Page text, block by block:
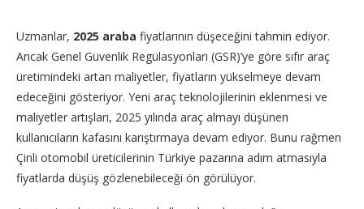
Uzmanlar, 2025 araba fiyatlarının düşeceğini tahmin ediyor.
Ancak Genel Güvenlik Regülasyonları (GSR)’ye göre sıfır araç
üretimindeki artan maliyetler, fiyatların yükselmeye devam
edeceğini gösteriyor. Yeni araç teknolojilerinin eklenmesi ve
maliyetler artışları, 2025 yılında araç almayı düşünen
kullanıcıların kafasını karıştırmaya devam ediyor. Bunu rağmen
Çinli otomobil üreticilerinin Türkiye pazarına adım atmasıyla
fiyatlarda düşüş gözlenebileceği ön görülüyor.